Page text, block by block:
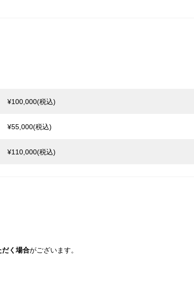
¥100,000(税込)
¥55,000(税込)
¥110,000(税込)
だく場合がございます。